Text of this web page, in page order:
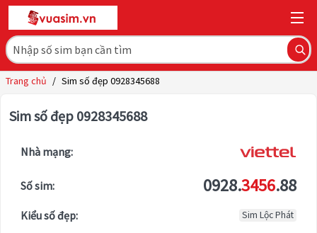
Trang chủ / Sim số đẹp 0928345688
Sim số đẹp 0928345688
Nhà mạng:
Số sim: 0928.3456.88
Kiểu số đẹp: Sim Lộc Phát